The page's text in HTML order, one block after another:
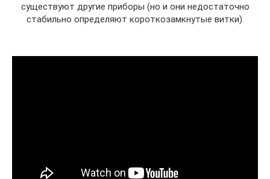
существуют другие приборы (но и они недостаточно
стабильно определяют короткозамкнутые витки).